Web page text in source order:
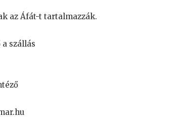
az Áfát-t tartalmazzák.
szállás